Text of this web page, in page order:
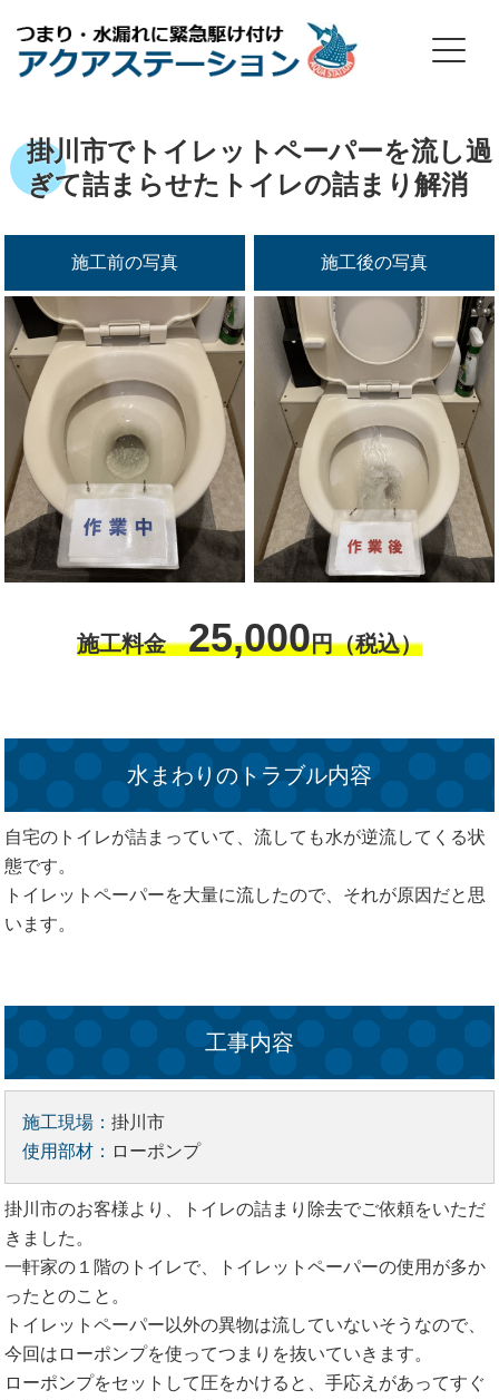
掛川市でトイレットペーパーを流し過
ぎて詰まらせたトイレの詰まり解消
施工前の写真 施工後の写真
施工料金25,000円（税込）
水まわりのトラブル内容
自宅のトイレが詰まっていて、流しても水が逆流してくる状
態です。
トイレットペーパーを大量に流したので、それが原因だと思
います。
工事内容
施工現場：掛川市
使用部材： ローポンプ
掛川市のお客様より、トイレの詰まり除去でご依頼をいただ
きました。
一軒家の１階のトイレで、トイレットペーパーの使用が多か
ったとのこと。
トイレットペーパー以外の異物は流していないそうなので、
今回はローポンプを使ってつまりを抜いていきます。
ローポンプをセットして圧をかけると、手応えがあってすぐ